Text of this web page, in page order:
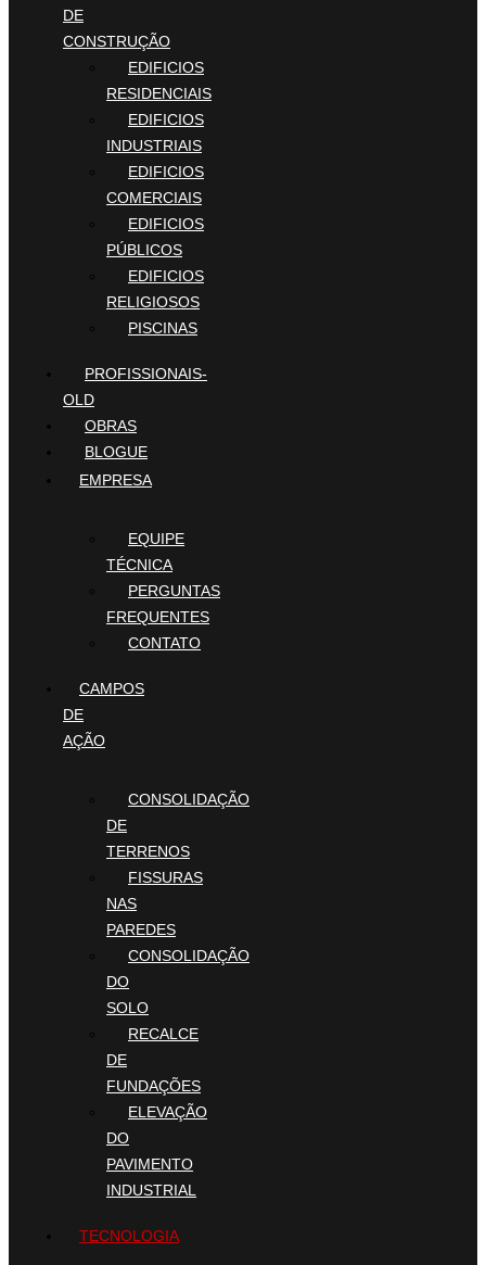
DE
CONSTRUÇÃO
EDIFICIOS
RESIDENCIAIS
EDIFICIOS
INDUSTRIAIS
EDIFICIOS
COMERCIAIS
EDIFICIOS
PÚBLICOS
EDIFICIOS
RELIGIOSOS
PISCINAS
PROFISSIONAIS-
OLD
OBRAS
BLOGUE
EMPRESA
EQUIPE
TÉCNICA
PERGUNTAS
FREQUENTES
CONTATO
CAMPOS
DE
AÇÃO
CONSOLIDAÇÃO
DE
TERRENOS
FISSURAS
NAS
PAREDES
CONSOLIDAÇÃO
DO
SOLO
RECALCE
DE
FUNDAÇÕES
ELEVAÇÃO
DO
PAVIMENTO
INDUSTRIAL
TECNOLOGIA